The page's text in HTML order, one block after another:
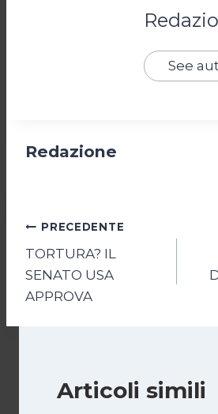
See
Redazione
Navigazione
articoli
PRECEDENTE
TORTURA? IL
SENATO USA
APPROVA
Articoli simili